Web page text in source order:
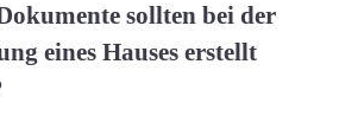
sollten bei der
eines Hauses erstellt